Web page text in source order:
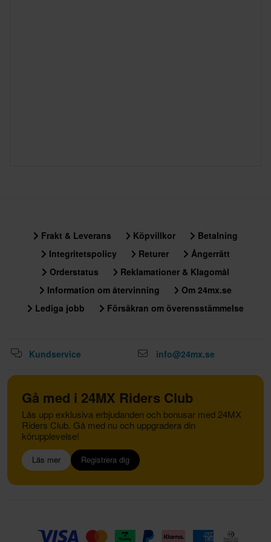
Frakt & Leverans Köpvillkor
Betalning
Integritetspolicy
Returer
Ångerrätt
Orderstatus
Reklamationer & Klagomål
Information om återvinning
Om 24mx.se
Lediga jobb
Försäkran om överensstämmelse
Kundservice info@24mx.se
Gå med i 24MX Riders Club
Lås upp exklusiva erbjudanden och bonusar med 24MX
Riders Club. Gå med nu och uppgradera din
körupplevelse!
Läs mer Registrera dig